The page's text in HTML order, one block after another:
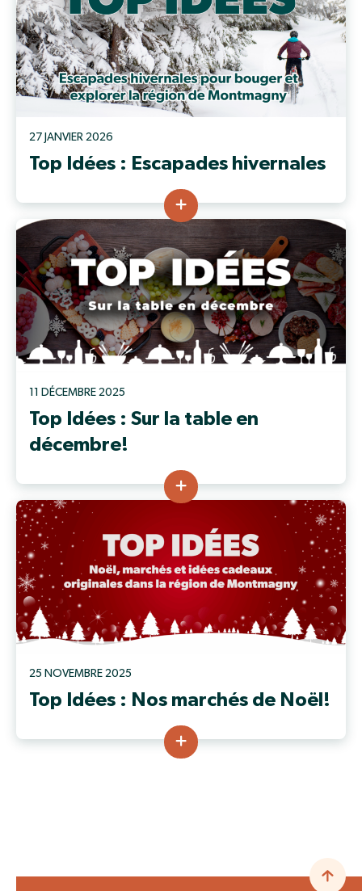
27 JANVIER 2026
Top Idées : Escapades hivernales
11 DÉCEMBRE 2025
Top Idées : Sur la table en
décembre!
25 NOVEMBRE 2025
Top Idées : Nos marchés de Noël!